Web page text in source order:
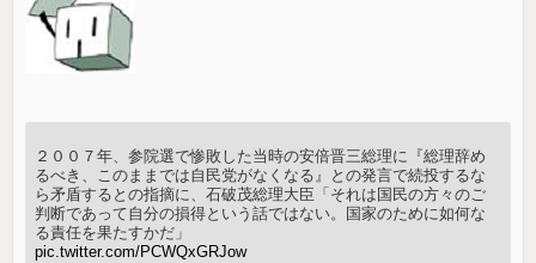
２００７年、参院選で惨敗した当時の安倍晋三総理に『総理辞め
るべき、このままでは自民党がなくなる』との発言で続投するな
ら矛盾するとの指摘に、石破茂総理大臣「それは国民の方々のご
判断であって自分の損得という話ではない。国家のために如何な
る責任を果たすかだ」
pic.twitter.com/PCWQxGRJow